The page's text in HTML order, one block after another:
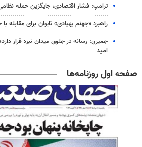
ترامپ: فشار اقتصادی، جایگزین حمله
راهبرد «جهنم پهپادی» تایوان برای مقابله
جمیری: رسانه‌ در جلوی میدان نبرد قرار
امید
صفحه اول روزنامه‌ها